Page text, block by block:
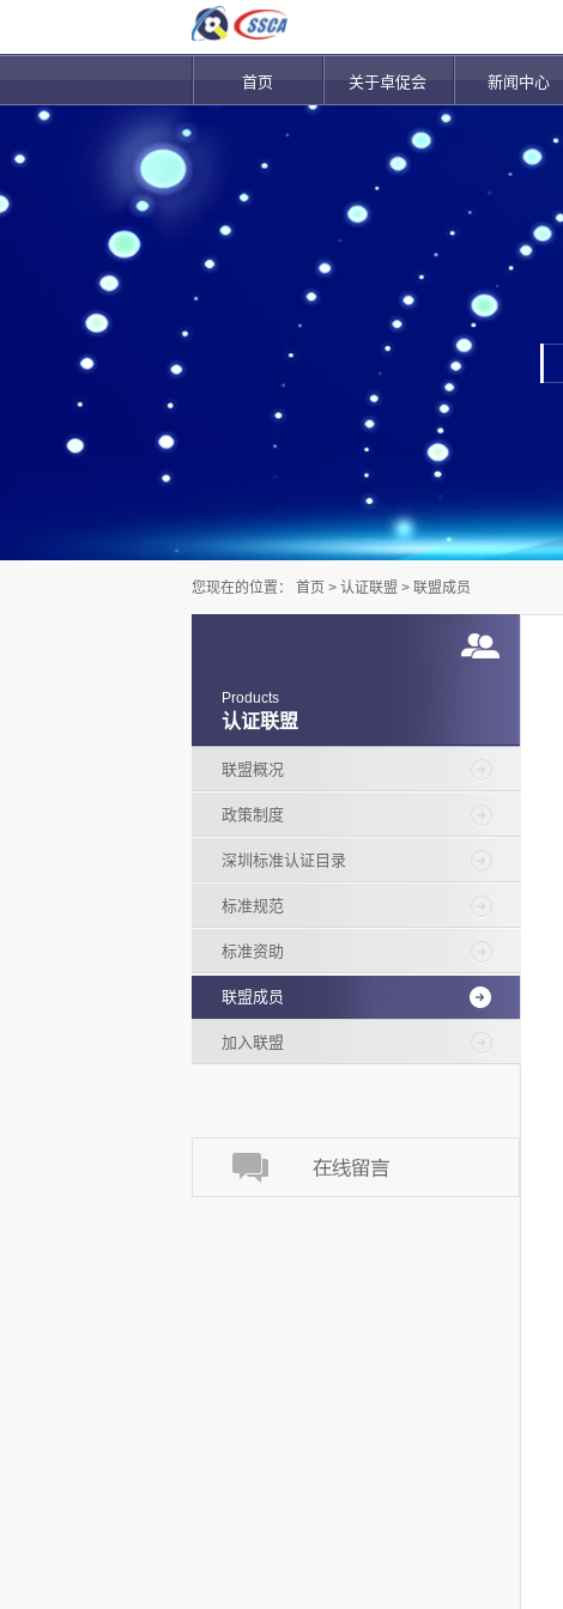
首页 关于卓促会 新闻中心
认证联盟
Products
联盟概况
政策制度
深圳标准认证目录
标准规范
标准资助
联盟成员
加入联盟
您现在的位置： 首页 > 认证联盟 > 联盟成员